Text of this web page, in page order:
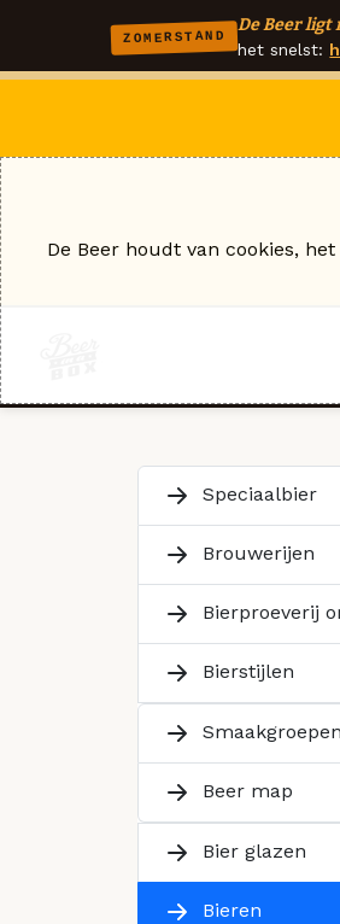
ZOMERSTAND
De Beer ligt
het snelst:
Speciaalbier
Brouwerijen
Bierproeverij
Bierstijlen
Smaakgroepen
Beer map
Bier glazen
Bieren
De Beer houdt van cookies,